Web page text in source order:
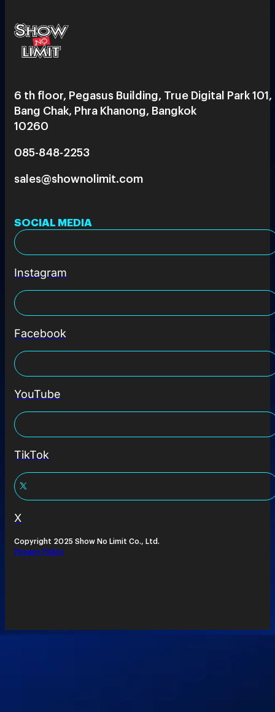
6 th floor, Pegasus Building, True Digital Park 101,
Bang Chak, Phra Khanong, Bangkok
10260
085-848-2253
sales@shownolimit.com
SOCIAL MEDIA
Instagram
Facebook
YouTube
TikTok
X
Copyright 2025 Show No Limit Co., Ltd.
Privacy Policy